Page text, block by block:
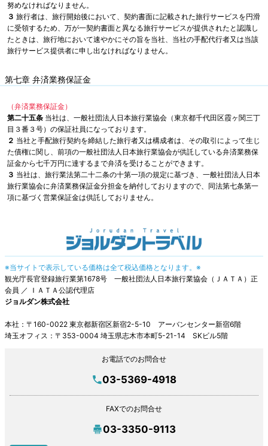
努めなければなりません。
３ 旅行者は、旅行開始後において、契約書面に記載された旅行サービスを円滑
に受領するため、万が一契約書面と異なる旅行サービスが提供されたと認識し
たときは、旅行地において速やかにその旨を当社、当社の手配代行者又は当該
旅行サービス提供者に申し出なければなりません。
第七章 弁済業務保証金
（弁済業務保証金）
第二十五条 当社は、一般社団法人日本旅行業協会（東京都千代田区霞ヶ関三丁
目３番３号）の保証社員になっております。
２ 当社と手配旅行契約を締結した旅行者又は構成者は、その取引によって生じ
た債権に関し、前項の一般社団法人日本旅行業協会が供託している弁済業務保
証金から七千万円に達するまで弁済を受けることができます。
３ 当社は、旅行業法第二十二条の十第一項の規定に基づき、一般社団法人日本
旅行業協会に弁済業務保証金分担金を納付しておりますので、同法第七条第一
項に基づく営業保証金は供託しておりません。
※当サイトで表示している価格は全て税込価格となります。※
観光庁長官登録旅行業第1678号 一般社団法人日本旅行業協会（ＪＡＴＡ）正
会員 ／ ＩＡＴＡ公認代理店
ジョルダン株式会社
本社：〒160-0022 東京都新宿区新宿2-5-10 アーバンセンター新宿6階
埼玉オフィス：〒353-0004 埼玉県志木市本町5-21-14 SKビル5階
お電話でのお問合せ
03-5369-4918
FAXでのお問合せ
03-3350-9113